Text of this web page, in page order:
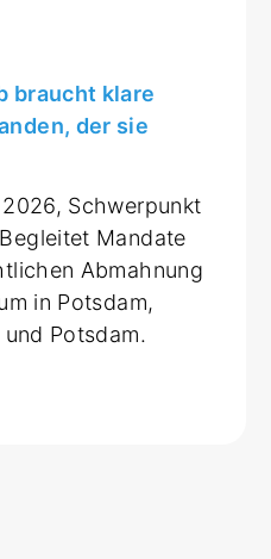
braucht klare
der sie
Schwerpunkt
Mandate
Abmahnung
in Potsdam,
Potsdam.